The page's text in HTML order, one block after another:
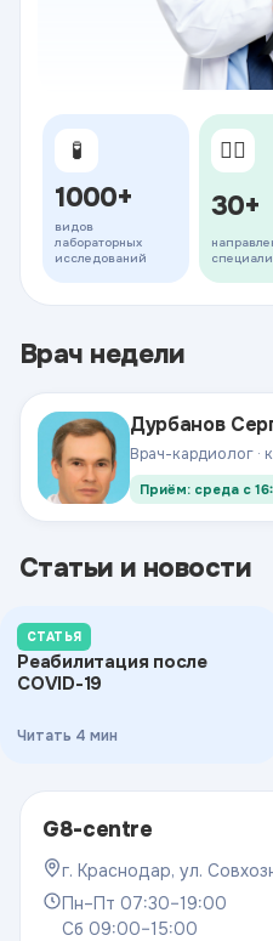
🧪
1000+
видов
лабораторных
исследований
👨‍⚕️
30+
Врач недели
Дурбанов
Врач-кардиолог ·
Приём: среда с
Статьи и новости
СТАТЬЯ
Реабилитация после
COVID-19
Читать 4 мин
G8-centre
г. Краснодар, ул.
Пн–Пт 07:30–19:00
Сб 09:00–15:00